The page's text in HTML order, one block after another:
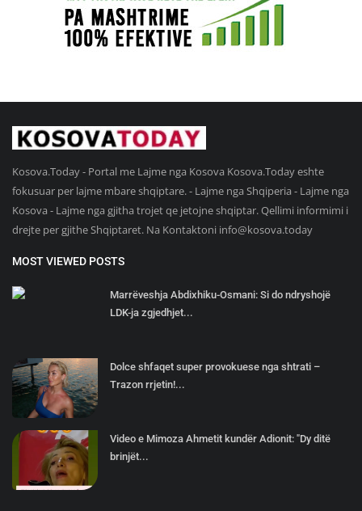
Kosova.Today - Portal me Lajme nga Kosova Kosova.Today eshte
fokusuar per lajme mbare shqiptare. - Lajme nga Shqiperia - Lajme nga
Kosova - Lajme nga gjitha trojet qe jetojne shqiptar. Qellimi informimi i
drejte per gjithe Shqiptaret. Na Kontaktoni info@kosova.today
MOST VIEWED POSTS
Marrëveshja Abdixhiku-Osmani: Si do ndryshojë
LDK-ja zgjedhjet...
Dolce shfaqet super provokuese nga shtrati –
Trazon rrjetin!...
Video e Mimoza Ahmetit kundër Adionit: "Dy ditë
brinjët...